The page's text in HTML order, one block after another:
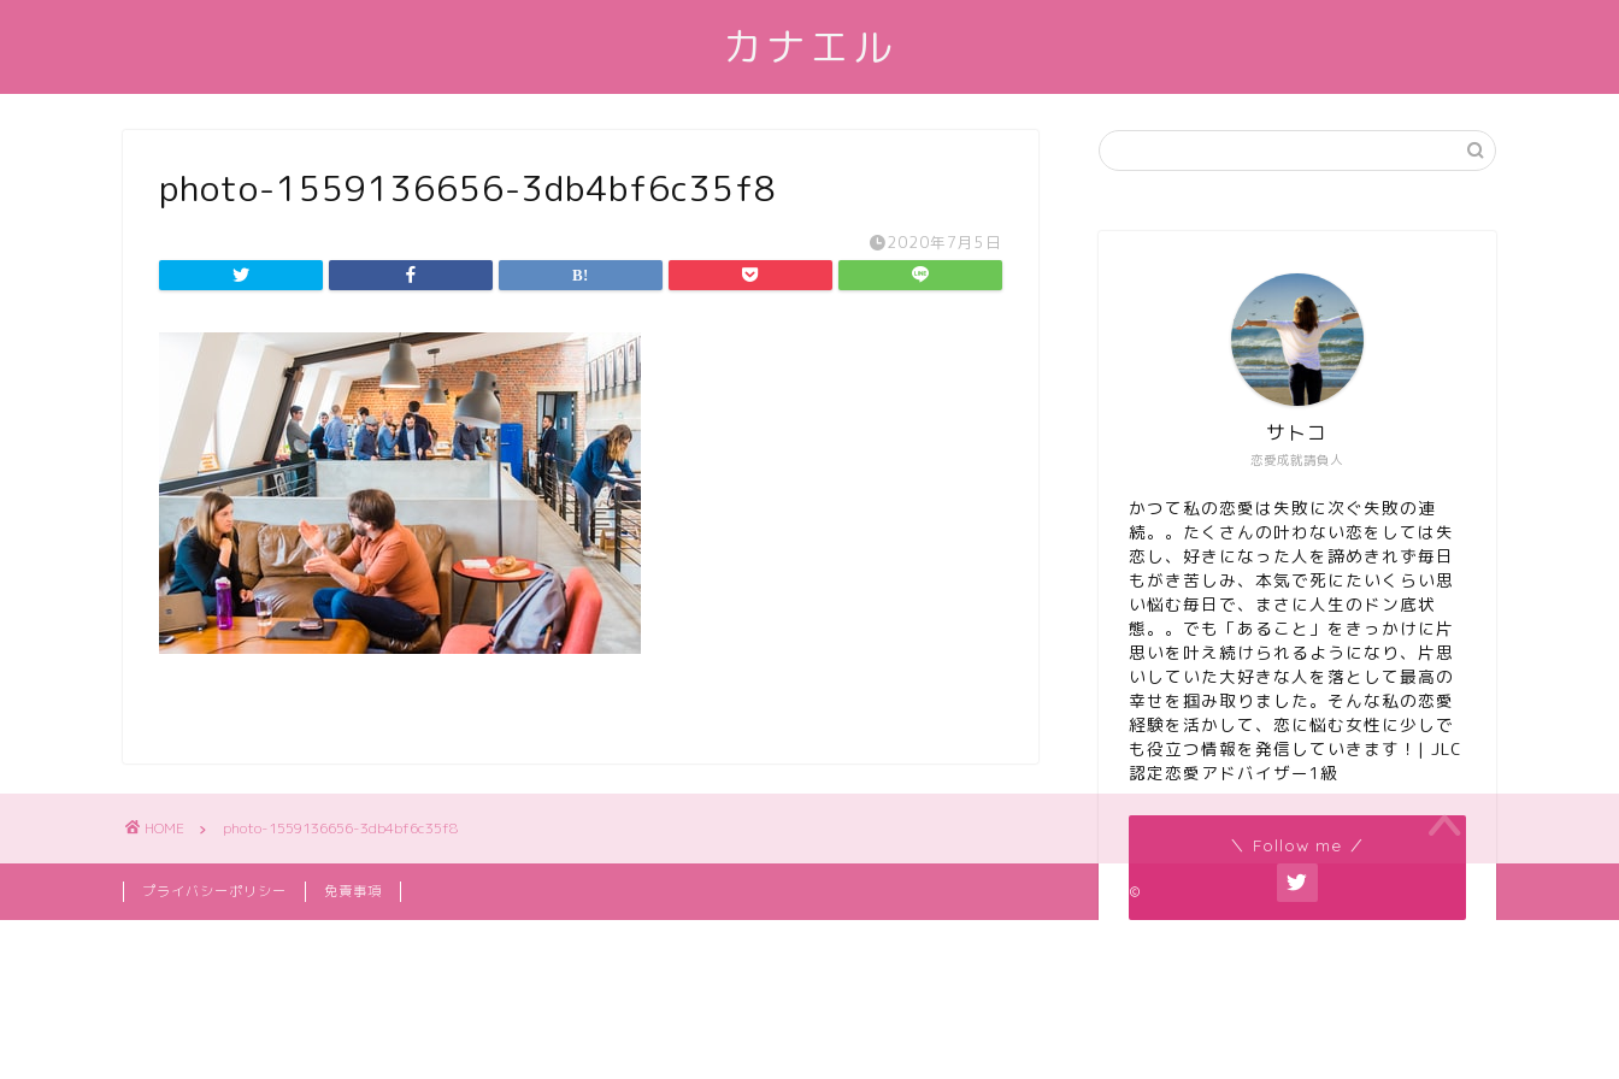
カナエル
photo-1559136656-3db4bf6c35f8
2020年7月5日
恋愛成就請負人
サトコ
かつて私の恋愛は失敗に次ぐ失敗の連
続。。たくさんの叶わない恋をしては失
恋し、好きになった人を諦めきれず毎日
もがき苦しみ、本気で死にたいくらい思
い悩む毎日で、まさに人生のドン底状
態。。でも「あること」をきっかけに片
思いを叶え続けられるようになり、片思
いしていた大好きな人を落として最高の
幸せを掴み取りました。そんな私の恋愛
経験を活かして、恋に悩む女性に少しで
も役立つ情報を発信していきます！| JLC
認定恋愛アドバイザー1級
＼ Follow me ／
HOME photo-1559136656-3db4bf6c35f8
プライバシーポリシー 免責事項 2020–2023 カナエル | 恋愛女子の辛い片思い相談所